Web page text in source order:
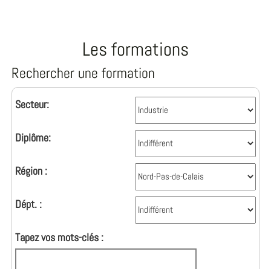
Les formations
Rechercher une formation
Secteur:
Diplôme:
Région :
Dépt. :
Tapez vos mots-clés :